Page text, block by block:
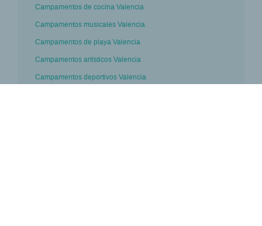
Campamentos de cocina Valencia
Campamentos musicales Valencia
Campamentos de playa Valencia
Campamentos artísticos Valencia
Campamentos deportivos Valencia